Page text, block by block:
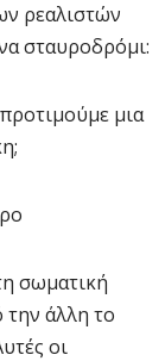
ρεαλιστών
σταυροδρόμι:
μια
σωματική
άλλη το
οι